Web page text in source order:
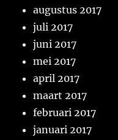
augustus 2017
juli 2017
juni 2017
mei 2017
april 2017
maart 2017
februari 2017
januari 2017